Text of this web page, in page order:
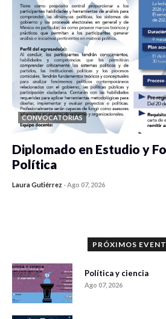
CONVOCATORIAS
Diplomado en Estudio y
Política
Laura Gutiérrez -Ago 07, 2026
PRÓXIMOS
Política y ciencia
Ago 07, 2026